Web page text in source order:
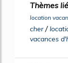
Thèmes
location
cher/
vacances